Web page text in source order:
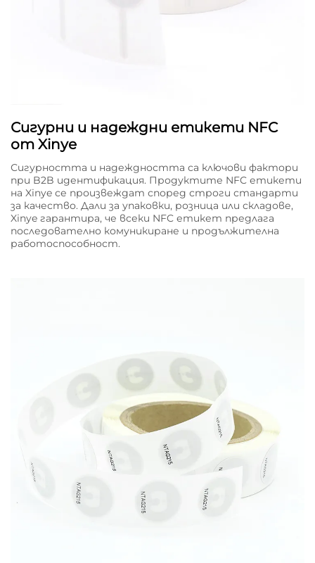
Сигурни и надеждни етикети NFC
от Xinye
Сигурността и надеждността са ключови фактори
при B2B идентификация. Продуктите NFC етикети
на Xinye се произвеждат според строги стандарти
за качество. Дали за упаковки, розница или складове,
Xinye гарантира, че всеки NFC етикет предлагa
последователно комуникиране и продължителна
работоспособност.